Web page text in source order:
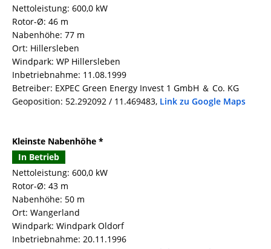
Nettoleistung: 600,0 kW
Rotor-Ø: 46 m
Nabenhöhe: 77 m
Ort: Hillersleben
Windpark: WP Hillersleben
Inbetriebnahme: 11.08.1999
Betreiber: EXPEC Green Energy Invest 1 GmbH ＆ Co. KG
Geoposition: 52.292092 / 11.469483, Link zu Google Maps
Kleinste Nabenhöhe *
In Betrieb
Nettoleistung: 600,0 kW
Rotor-Ø: 43 m
Nabenhöhe: 50 m
Ort: Wangerland
Windpark: Windpark Oldorf
Inbetriebnahme: 20.11.1996